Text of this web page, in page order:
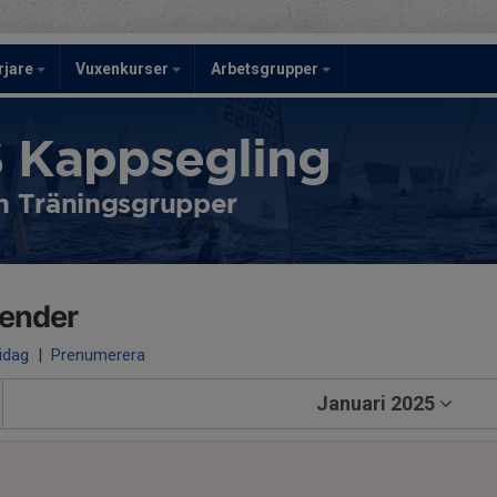
Vuxenkurser Arbetsgrupper
Kappsegling
Träningsgrupper
| Prenumerera
Januari 2025